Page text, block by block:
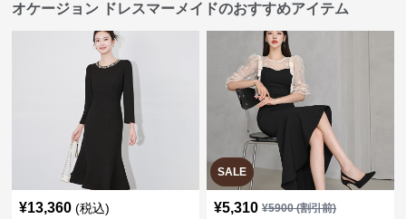
オケージョン ドレスマーメイドのおすすめアイテム
¥13,360 (税込)
SALE
¥5,310 ¥5900(割引前)